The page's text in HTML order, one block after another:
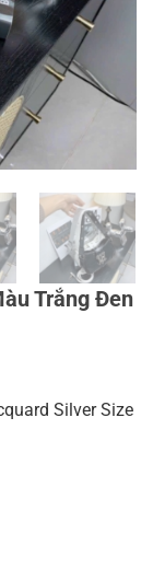
Trắng Đen
Silver Size